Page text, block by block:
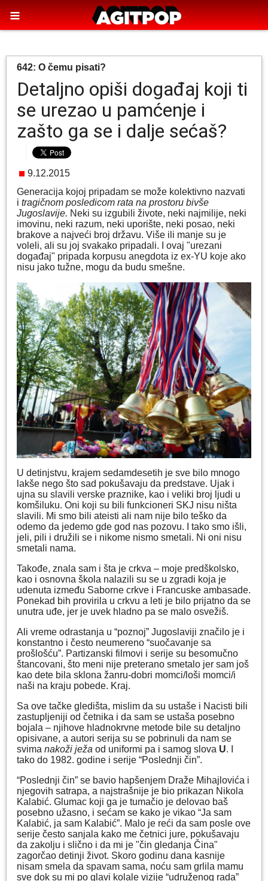
642: O čemu pisati?
Detaljno opiši događaj koji ti
se urezao u pamćenje i
zašto ga se i dalje sećaš?
9.12.2015
Generacija kojoj pripadam se može kolektivno nazvati
i tragičnom posledicom rata na prostoru bivše
Jugoslavije. Neki su izgubili živote, neki najmilije, neki
imovinu, neki razum, neki uporište, neki posao, neki
brakove a najveći broj državu. Više ili manje su je
voleli, ali su joj svakako pripadali. I ovaj "urezani
događaj" pripada korpusu anegdota iz ex-YU koje ako
nisu jako tužne, mogu da budu smešne.
U detinjstvu, krajem sedamdesetih je sve bilo mnogo
lakše nego što sad pokušavaju da predstave. Ujak i
ujna su slavili verske praznike, kao i veliki broj ljudi u
komšiluku. Oni koji su bili funkcioneri SKJ nisu ništa
slavili. Mi smo bili ateisti ali nam nije bilo teško da
odemo da jedemo gde god nas pozovu. I tako smo išli,
jeli, pili i družili se i nikome nismo smetali. Ni oni nisu
smetali nama.
Takođe, znala sam i šta je crkva – moje predškolsko,
kao i osnovna škola nalazili su se u zgradi koja je
udenuta između Saborne crkve i Francuske ambasade.
Ponekad bih provirila u crkvu a leti je bilo prijatno da se
unutra uđe, jer je uvek hladno pa se malo osvežiš.
Ali vreme odrastanja u “poznoj” Jugoslaviji značilo je i
konstantno i često neumereno “suočavanje sa
prošlošću”. Partizanski filmovi i serije su besomučno
štancovani, što meni nije preterano smetalo jer sam još
kao dete bila sklona žanru-dobri momci/loši momci/i
naši na kraju pobede. Kraj.
Sa ove tačke gledišta, mislim da su ustaše i Nacisti bili
zastupljeniji od četnika i da sam se ustaša posebno
bojala – njihove hladnokrvne metode bile su detaljno
opisivane, a autori serija su se pobrinuli da nam se
svima nakoži ježa od uniformi pa i samog slova U. I
tako do 1982. godine i serije “Poslednji čin”.
“Poslednji čin” se bavio hapšenjem Draže Mihajlovića i
njegovih satrapa, a najstrašnije je bio prikazan Nikola
Kalabić. Glumac koji ga je tumačio je delovao baš
posebno užasno, i sećam se kako je vikao “Ja sam
Kalabić, ja sam Kalabić”. Malo je reći da sam posle ove
serije često sanjala kako me četnici jure, pokušavaju
da zakolju i slično i da mi je "čin gledanja Čina"
zagorčao detinji život. Skoro godinu dana kasnije
nisam smela da spavam sama, noću sam grlila mamu
sve dok su mi po glavi kolale vizije “udruženog rada”